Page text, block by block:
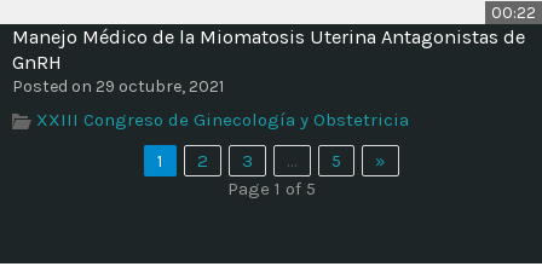
00:22
Manejo Médico de la Miomatosis Uterina Antagonistas de
GnRH
Posted on 29 octubre, 2021
XXIII Congreso de Ginecología y Obstetricia
1
2 3 … 5
»
Page 1 of 5